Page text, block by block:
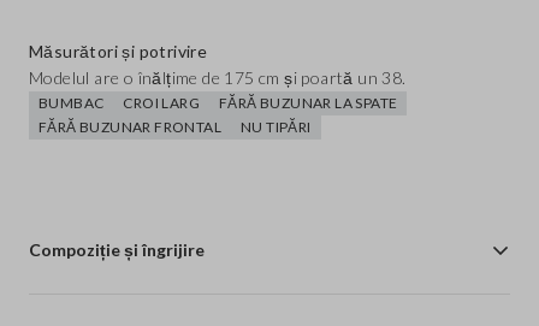
Măsurători și potrivire
Modelul are o înălțime de 175 cm și poartă un 38.
BUMBAC CROI LARG
FĂRĂ BUZUNAR LA SPATE
FĂRĂ BUZUNAR FRONTAL
NU TIPĂRI
Compoziție și îngrijire